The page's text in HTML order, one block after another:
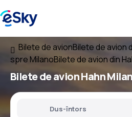
Bilete de avionBilete de avion
spre MilanoBilete de avion din
Bilete de avionHahn
Dus-întors